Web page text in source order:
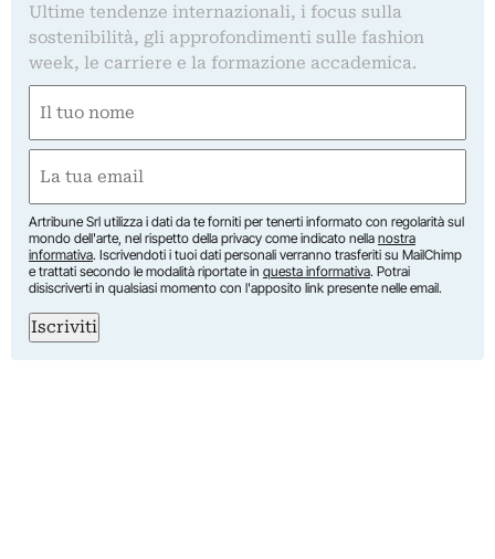
Ultime tendenze internazionali, i focus sulla
sostenibilità, gli approfondimenti sulle fashion
week, le carriere e la formazione accademica.
(Required)
First
(Required)
Artribune Srl utilizza i dati da te forniti per tenerti informato con regolarità sul
mondo dell'arte, nel rispetto della privacy come indicato nella nostra
informativa. Iscrivendoti i tuoi dati personali verranno trasferiti su MailChimp
e trattati secondo le modalità riportate in questa informativa. Potrai
disiscriverti in qualsiasi momento con l'apposito link presente nelle email.
Iscriviti